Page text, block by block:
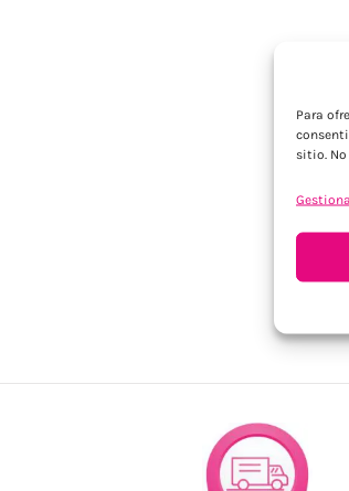
Para
sitio.